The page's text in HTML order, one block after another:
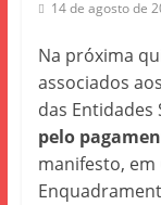
14 de agosto de
Na próxima
associados
das Entidades
pelo
manifesto,